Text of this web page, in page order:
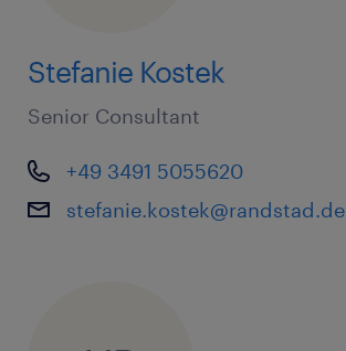
Stefanie Kostek
Senior Consultant
+49 3491 5055620
stefanie.kostek@randstad.de